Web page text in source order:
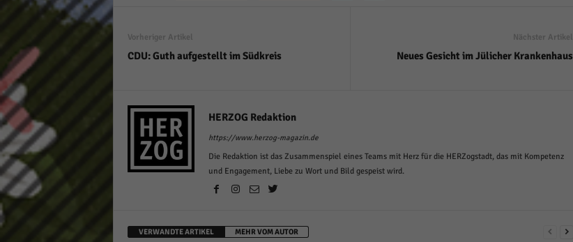
Vorheriger Artikel
CDU: Guth aufgestellt im Südkreis
Nächster Artikel
Neues Gesicht im Jülicher Krankenhaus
HERZOG Redaktion
https://www.herzog-magazin.de
Die Redaktion ist das Zusammenspiel eines Teams mit Herz für die HERZogstadt, das mit Kompetenz
und Engagement, Liebe zu Wort und Bild gespeist wird.
VERWANDTE ARTIKEL MEHR VOM AUTOR